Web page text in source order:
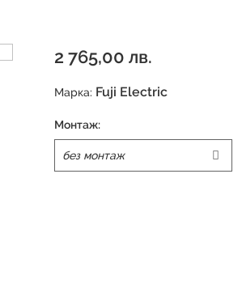
2 765,00 лв.
Марка: Fuji Electric
Монтаж: